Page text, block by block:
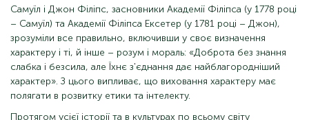
Самуїл і Джон Філіпс, засновники Академії Філіпса (у 1778 році
– Самуїл) та Академії Філіпса Ексетер (у 1781 році – Джон),
зрозуміли все правильно, включивши у своє визначення
характеру і ті, й інше – розум і мораль: «Доброта без знання
слабка і безсила, але Їхнє з'єднання дає найблагородніший
характер». З цього випливає, що виховання характеру має
полягати в розвитку етики та інтелекту.
Протягом усієї історії та в культурах по всьому світу